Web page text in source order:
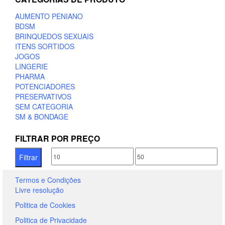
be
on
the
AUMENTO PENIANO
BDSM
BRINQUEDOS SEXUAIS
ITENS SORTIDOS
JOGOS
LINGERIE
PHARMA
POTENCIADORES
PRESERVATIVOS
SEM CATEGORIA
SM & BONDAGE
FILTRAR POR PREÇO
Preço
Preço
Filtrar
Termos e Condições
Livre resolução
Politica de Cookies
Politica de Privacidade